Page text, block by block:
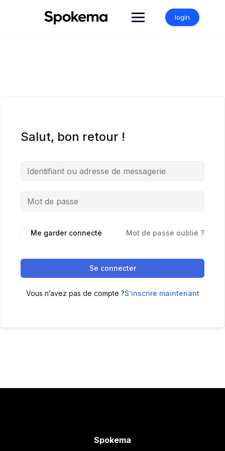
login
Salut, bon retour !
Me garder connecté Mot de passe oublié ?
Se connecter
Vous n’avez pas de compte ?S’inscrire maintenant
Spokema